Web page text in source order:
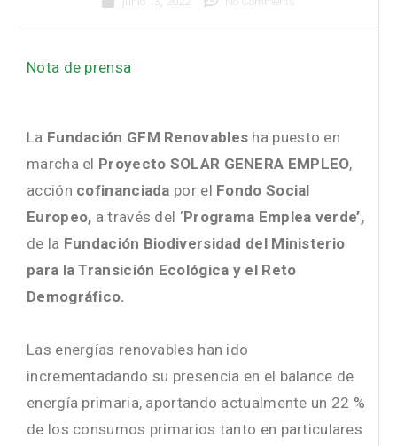
Nota de prensa
La Fundación GFM Renovables ha puesto en
marcha el Proyecto SOLAR GENERA EMPLEO,
acción cofinanciada por el Fondo Social
Europeo, a través del ‘Programa Emplea verde’,
de la Fundación Biodiversidad del Ministerio
para la Transición Ecológica y el Reto
Demográfico.
Las energías renovables han ido
incrementadando su presencia en el balance de
energía primaria, aportando actualmente un 22 %
de los consumos primarios tanto en particulares